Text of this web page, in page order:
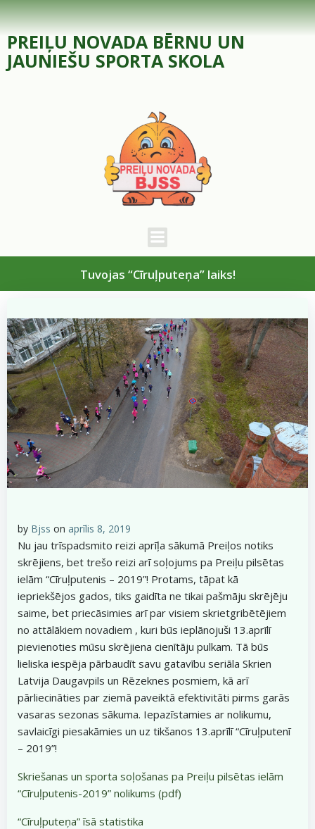
Skip
to
content
PREIĻU NOVADA BĒRNU UN
JAUNIEŠU SPORTA SKOLA
Tuvojas “Cīruļputeņa” laiks!
by Bjss on aprīlis 8, 2019
Nu jau trīspadsmito reizi aprīļa sākumā Preiļos notiks
skrējiens, bet trešo reizi arī soļojums pa Preiļu pilsētas
ielām “Cīruļputenis – 2019”! Protams, tāpat kā
iepriekšējos gados, tiks gaidīta ne tikai pašmāju skrējēju
saime, bet priecāsimies arī par visiem skrietgribētējiem
no attālākiem novadiem , kuri būs ieplānojuši 13.aprīlī
pievienoties mūsu skrējiena cienītāju pulkam. Tā būs
lieliska iespēja pārbaudīt savu gatavību seriāla Skrien
Latvija Daugavpils un Rēzeknes posmiem, kā arī
pārliecināties par ziemā paveiktā efektivitāti pirms garās
vasaras sezonas sākuma. Iepazīstamies ar nolikumu,
savlaicīgi piesakāmies un uz tikšanos 13.aprīlī “Cīruļputenī
– 2019”!
Skriešanas un sporta soļošanas pa Preiļu pilsētas ielām
“Cīruļputenis-2019” nolikums (pdf)
“Cīruļputeņa” īsā statistika